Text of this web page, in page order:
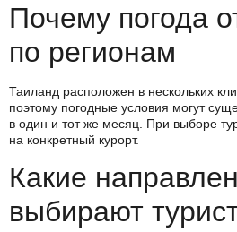
Почему погода
по регионам
Таиланд расположен в нескольких
поэтому погодные условия могут
в один и тот же месяц. При выборе
на конкретный курорт.
Какие
выбирают